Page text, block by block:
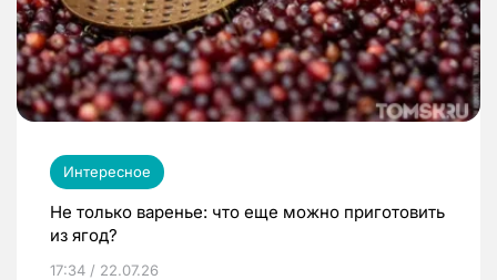
Интересное
Не только варенье: что еще можно приготовить
из ягод?
17:34 / 22.07.26